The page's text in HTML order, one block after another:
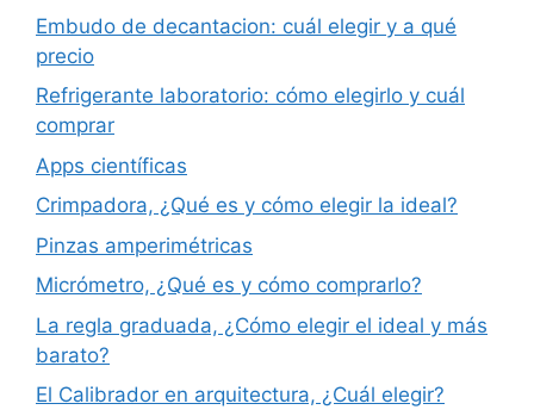
Embudo de decantacion: cuál elegir y a qué
precio
Refrigerante laboratorio: cómo elegirlo y cuál
comprar
Apps científicas
Crimpadora, ¿Qué es y cómo elegir la ideal?
Pinzas amperimétricas
Micrómetro, ¿Qué es y cómo comprarlo?
La regla graduada, ¿Cómo elegir el ideal y más
barato?
El Calibrador en arquitectura, ¿Cuál elegir?